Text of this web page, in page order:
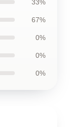
33%
67%
0%
0%
0%